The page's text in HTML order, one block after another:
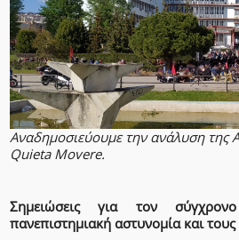
Αναδημοσιεύουμε την ανάλυση της
Quieta Movere.
Σημειώσεις για τον
πανεπιστημιακή αστυνομία και